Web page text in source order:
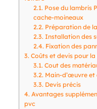
2.1. Pose du lambris
cache-moineaux
2.2. Préparation de
2.3. Installation des
2.4. Fixation des
3.Coûts et devis pour
3.1. Cout des
3.2. Main-d’œuvre et
3.3. Devis précis
4.Avantages
pvc